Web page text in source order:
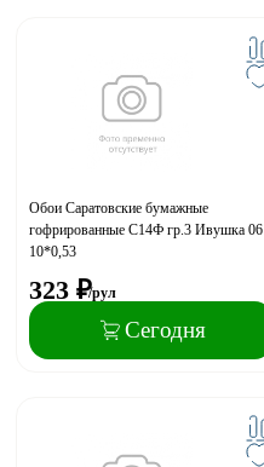
Обои Саратовские бумажные
гофрированные С14Ф гр.3 Ивушка 06
10*0,53
323 ₽/рул
Сегодня